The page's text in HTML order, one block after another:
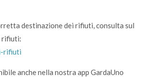
destinazione dei rifiuti, consulta sul
rifiuti:
rifiuti
anche nella nostra app GardaUno